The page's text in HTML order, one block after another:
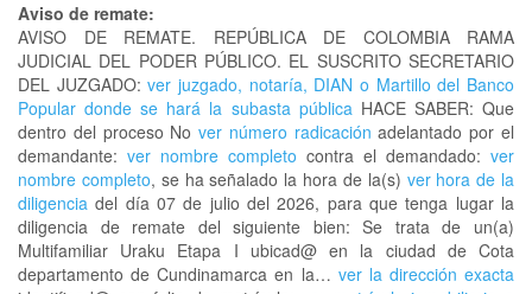
Aviso de remate:
AVISO DE REMATE. REPÚBLICA DE COLOMBIA RAMA
JUDICIAL DEL PODER PÚBLICO. EL SUSCRITO SECRETARIO
DEL JUZGADO: ver juzgado, notaría, DIAN o Martillo del Banco
Popular donde se hará la subasta públicaHACE SABER: Que
dentro del proceso Nover número radicación adelantado por el
demandante: ver nombre completo contra el demandado: ver
nombre completo, se ha señalado la hora de la(s) ver hora de la
diligencia del día 07 de julio del 2026, para que tenga lugar la
diligencia de remate del siguiente bien: Se trata de un(a)
Multifamiliar Uraku Etapa I ubicad@ en la ciudad de Cota
departamento de Cundinamarca en la… ver la dirección exacta